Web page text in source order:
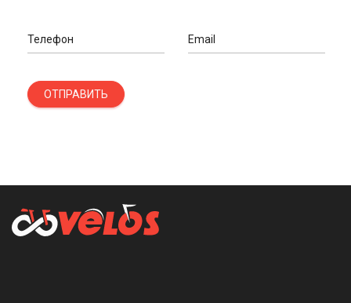
Телефон Email
ОТПРАВИТЬ